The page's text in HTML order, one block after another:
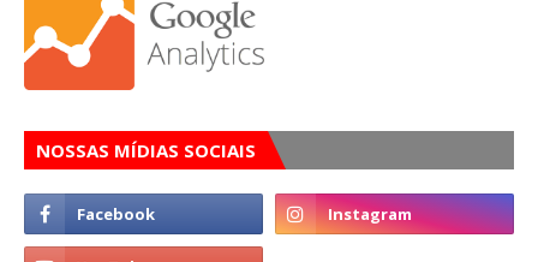
NOSSAS MÍDIAS SOCIAIS